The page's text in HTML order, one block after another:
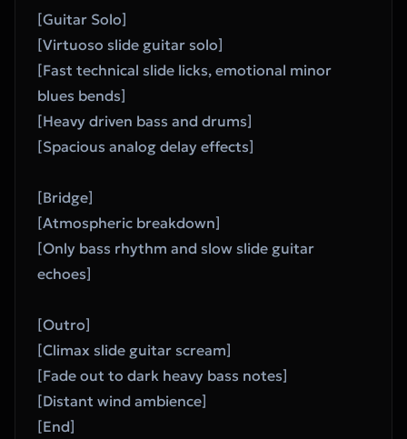
[Guitar Solo]
[Virtuoso slide guitar solo]
[Fast technical slide licks, emotional minor
blues bends]
[Heavy driven bass and drums]
[Spacious analog delay effects]
[Bridge]
[Atmospheric breakdown]
[Only bass rhythm and slow slide guitar
echoes]
[Outro]
[Climax slide guitar scream]
[Fade out to dark heavy bass notes]
[Distant wind ambience]
[End]